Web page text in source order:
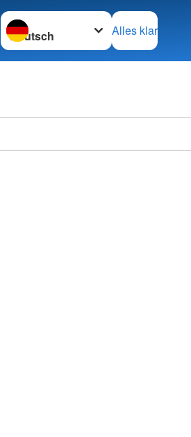
Sprache wechseln zu
Alles klar